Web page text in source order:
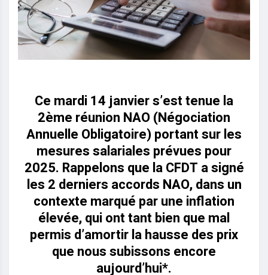
Ce mardi 14 janvier s’est tenue la
2ème réunion NAO (Négociation
Annuelle Obligatoire) portant sur les
mesures salariales prévues pour
2025. Rappelons que la CFDT a signé
les 2 derniers accords NAO, dans un
contexte marqué par une inflation
élevée, qui ont tant bien que mal
permis d’amortir la hausse des prix
que nous subissons encore
aujourd’hui*.